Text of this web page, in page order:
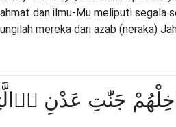
dan ilmu-Mu meliputi segala
mereka dari azab (neraka)
جَنّٰتِ عَدْنِ